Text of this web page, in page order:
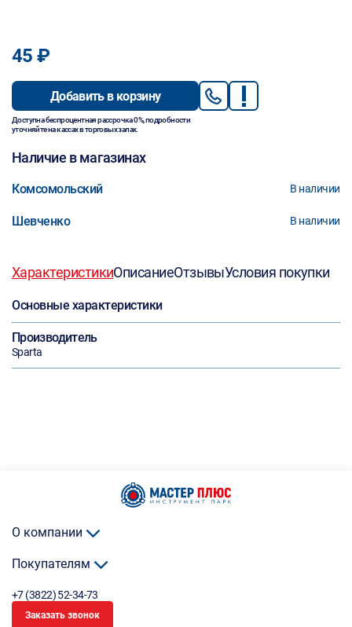
45 ₽
Добавить в корзину
Доступна беспроцентная рассрочка 0%, подробности
уточняйте на кассах в торговых залах.
Наличие в магазинах
Комсомольский В наличии
Шевченко В наличии
ХарактеристикиОписаниеОтзывыУсловия покупки
Основные характеристики
Производитель
Sparta
О компании
Покупателям
+7 (3822) 52-34-73
Заказать звонок